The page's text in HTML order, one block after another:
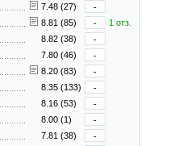
7.48 (27)
-
8.81 (85) -
1 отз.
8.82 (38)
-
7.80 (46)
-
8.20 (83)
-
8.35 (133)
-
8.16 (53)
-
8.00 (1)
-
7.81 (38)
-